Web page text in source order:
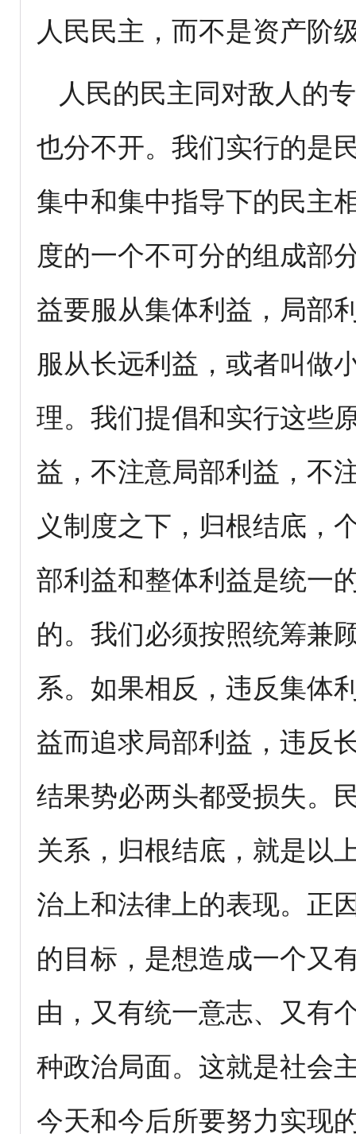
人民民主，而不是资产阶
人民的民主同对敌人的
也分不开。我们实行的是
集中和集中指导下的民主
度的一个不可分的组成部
益要服从集体利益，局部
服从长远利益，或者叫做
理。我们提倡和实行这些
益，不注意局部利益，不
义制度之下，归根结底，
部利益和整体利益是统一
的。我们必须按照统筹兼
系。如果相反，违反集体
益而追求局部利益，违反
结果势必两头都受损失。
关系，归根结底，就是以
治上和法律上的表现。正
的目标，是想造成一个又
由，又有统一意志、又有
种政治局面。这就是社会
今天和今后所要努力实现